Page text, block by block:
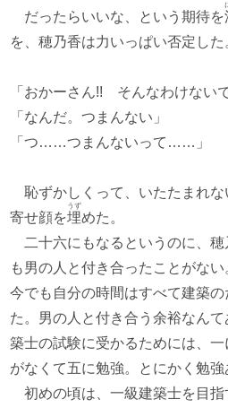
だったらいいな、という期待を
を、穂乃香は力いっぱい否定した
「おかーさん!! そんなわけない
「なんだ。つまんない」
「つ……つまんないって……」
恥ずかしくって、いたたまれな
寄せ顔を埋
うず
めた。
二十六にもなるというのに、穂
も男の人と付き合ったことがない
今でも自分の時間はすべて建築
た。男の人と付き合う余裕なん
築士の試験に受かるためには、
がなくて五に勉強。とにかく勉強
初めの頃は、一級建築士を目指